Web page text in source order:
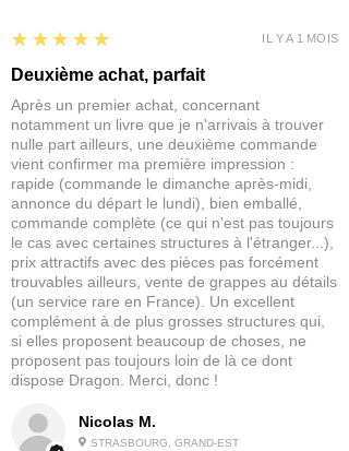
votre quête. Peut-être aiderez-vous
aussi le magicien fou à retrouver ses
Forbidden Psalm peut se jouer en solo,
en coopération ou en un contre un.
Toutes les règles nécessaires,
adaptées à chaque mode, sont
incluses. De plus, son contenu est
compatible avec le jeu de rôleMÖRK
BORG
Un jeu de sang, de métal et de mort où
blessures et décès font partie du défi.
Mais pour les survivants, l’aventure
promet expérience et, peut-être,
fortune.
Forbidden Psalm : L’Édition de la fin des
temps est la version ultime du jeu,
Nicolas M.
STRASBOURG, GRAND-EST
5
★★★★★
Deuxième achat, parfait
Après un premier achat, concernant
notamment un livre que je n'arrivais à trouver
nulle part ailleurs, une deuxième commande
vient confirmer ma première impression :
rapide (commande le dimanche après-midi,
annonce du départ le lundi), bien emballé,
commande complète (ce qui n'est pas toujours
le cas avec certaines structures à l'étranger...),
prix attractifs avec des pièces pas forcément
trouvables ailleurs, vente de grappes au détails
(un service rare en France). Un excellent
complément à de plus grosses structures qui,
si elles proposent beaucoup de choses, ne
proposent pas toujours loin de là ce dont
dispose Dragon. Merci, donc !
IL Y A 1 MOIS